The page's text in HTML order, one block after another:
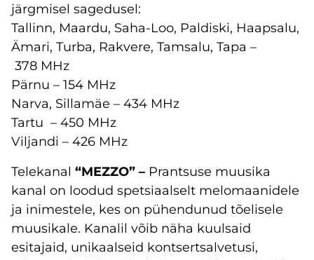
järgmisel sagedusel:
Tallinn, Maardu, Saha-Loo, Paldiski, Haapsalu,
Ämari, Turba, Rakvere, Tamsalu, Tapa –
378 MHz
Pärnu – 154 MHz
Narva, Sillamäe – 434 MHz
Tartu – 450 MHz
Viljandi – 426 MHz
Telekanal “MEZZO” – Prantsuse muusika
kanal on loodud spetsiaalselt melomaanidele
ja inimestele, kes on pühendunud tõelisele
muusikale. Kanalil võib näha kuulsaid
esitajaid, unikaalseid kontsertsalvetusi,